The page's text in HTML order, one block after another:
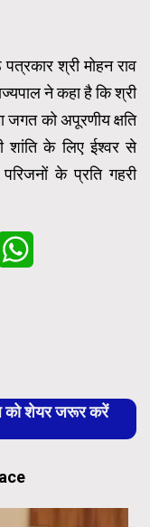
श्री मोहन राव
ने कहा है कि श्री
जगत को अपूरणीय क्षति
शांति के लिए ईश्वर से
के प्रति गहरी
को शेयर जरूर करें